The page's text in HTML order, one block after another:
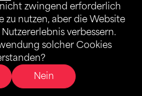
zwingend erforderlich
zu nutzen, aber die Website
verbessern.
solcher Cookies
Nein